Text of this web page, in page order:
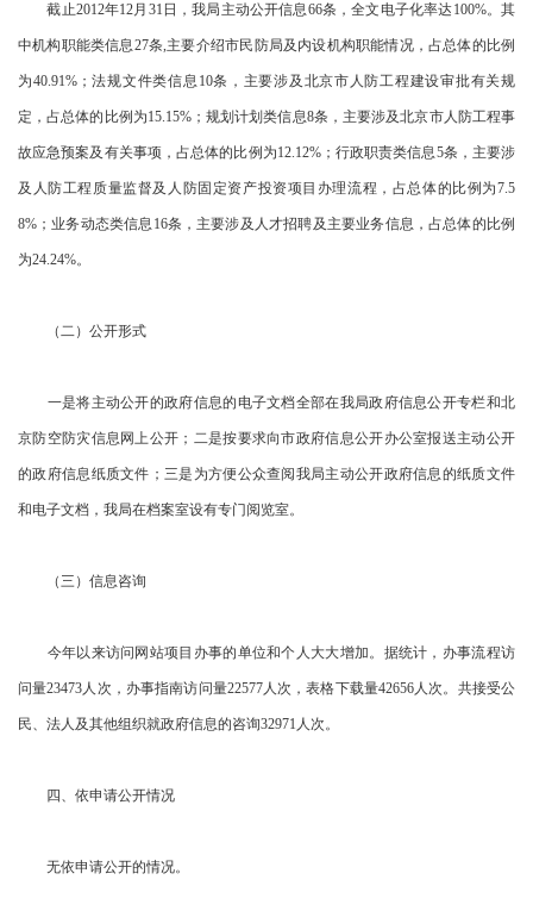
截止2012年12月31日，我局主动公开信息66条，全文电子化率达100%。其
中机构职能类信息27条,主要介绍市民防局及内设机构职能情况，占总体的比例
为40.91%；法规文件类信息10条，主要涉及北京市人防工程建设审批有关规
定，占总体的比例为15.15%；规划计划类信息8条，主要涉及北京市人防工程事
故应急预案及有关事项，占总体的比例为12.12%；行政职责类信息5条，主要涉
及人防工程质量监督及人防固定资产投资项目办理流程，占总体的比例为7.5
8%；业务动态类信息16条，主要涉及人才招聘及主要业务信息，占总体的比例
为24.24%。
（二）公开形式
一是将主动公开的政府信息的电子文档全部在我局政府信息公开专栏和北
京防空防灾信息网上公开；二是按要求向市政府信息公开办公室报送主动公开
的政府信息纸质文件；三是为方便公众查阅我局主动公开政府信息的纸质文件
和电子文档，我局在档案室设有专门阅览室。
（三）信息咨询
今年以来访问网站项目办事的单位和个人大大增加。据统计，办事流程访
问量23473人次，办事指南访问量22577人次，表格下载量42656人次。共接受公
民、法人及其他组织就政府信息的咨询32971人次。
四、依申请公开情况
无依申请公开的情况。